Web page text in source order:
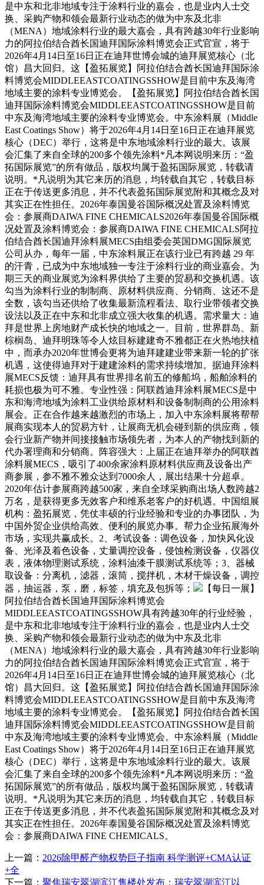
是中东和北非地域专注于涂料行业的嘉会，也是业内人士交
换、采购产物和领会最新行业动态的做为中东及北非
（MENA）地域涂料行业的最大嘉会，具有跨越30年行业影响
力的阿拉伯结合酋长国迪拜国际涂料博览会正式官宣，将于
2026年4月14日至16日正在迪拜世博会城的迪拜展览核心（北
馆）昌大回归。这【盈拓展览】阿拉伯结合酋长国迪拜国际涂
料博览会MIDDLEEASTCOATINGSSHOW是目前中东及海湾
地域主要的涂料专业博览会。【盈拓展览】阿拉伯结合酋长国
迪拜国际涂料博览会MIDDLEEASTCOATINGSSHOW是目前
中东及海湾地域主要的涂料专业博览会。中东涂料展（Middle
East Coatings Show）将于2026年4月14日至16日正在迪拜展览
核心（DEC）举行，这将是中东地域涂料行业的最大。该展
会汇集了来自全球的200多个领先涂料*凡本网说明来历：“盈
拓国际展览”的所有做品，版权均属于盈拓国际展览，转载请
说明。*凡说明为其它来历的消息，均转载自其它，转载目标
正在于传送更多消息，并不代表盈拓国际展览附和其概念及对
其实正在性担任。2026年泰国曼谷国际概况处置及涂料博览
会：参展商DAIWA FINE CHEMICALS2026年泰国曼谷国际概
况处置及涂料博览会：参展商DAIWA FINE CHEMICALS阿拉
伯结合酋长国迪拜涂料展MECS由组委会英国DMG国际展览
公司从办，每年一届，中东涂料展正在该行业已有跨越 29 年
的汗青，已成为中东地域独一专注于涂料行业的商业嘉会。为
期三天的商业展览为涂料界供给了主要的贸易和交换机遇。该
勾当为涂料行业的制制商、原材料供应商、分销商、这还不是
全数，该勾当还供给了收集最新流程看法、取行业带领者交换
设法以及正在中东和北非成立强大收集的机遇。需求量大：迪
拜是世界上房地财产成长快的地域之一。目前，世界群岛、新
棕榈岛、迪拜明珠等令人炫目标建建奇不雅都正在火热地扶植
中，而承办2020年世博会更将为迪拜建建业带来新一轮的扩张
机遇，这使得迪拜对于建建涂料的需求持续增加。据迪拜涂料
展MECS反馈：迪拜具有世界排名前五的修船坞，船舶涂料的
耗损也极为可不雅。专业性强：阿联酋迪拜涂料展MECS是中
东和海湾地域为涂料工业供给原材料和设备制制商的公用涂料
展会。正在合作越来越激烈的市场上，加入中东涂料展将帮帮
展商实现本人的贸易方针，让展商无机会碰到新的供应商，领
会行业新产物并间接接触市场领先者，为本人的产物找到新的
代办署理商和分销商。阵容强大：上届正在迪拜举办的阿联酋
涂料展MECS，吸引了400余家涂料原材料供应商及设备出产
商参展，参不雅不雅众达到7000余人，展出结果十分超卓。
2020年估计参展商跨越500家，来自全球采购商出场人数跨越2
万名，是获得更多无效客户和维系老客户的好机遇。中国组展
机构：盈拓展览，凭仗丰硕的行业经验和专业的办事团队，为
中国外贸企业供给高效、便利的展览办事。帮力企业拓展海外
市场，实现共赢成长。2、考试设备：调色设备，加快风化设
备、光泽及着色设备，丈量调控设备，侵蚀检测设备，仪器仪
表，液体物理测试系统，涂料油漆干膜测试系统等；3、器械
取设备：分离机，滤器，滚筒，搅拌机，木材干燥设备，调控
器，抽运器，泵，磨，标签，填充及包拆等；
【每日一展】
阿拉伯结合酋长国迪拜国际涂料博览会
MIDDLEEASTCOATINGSSHOW具有跨越30年的行业经验，
是中东和北非地域专注于涂料行业的嘉会，也是业内人士交
换、采购产物和领会最新行业动态的做为中东及北非
（MENA）地域涂料行业的最大嘉会，具有跨越30年行业影响
力的阿拉伯结合酋长国迪拜国际涂料博览会正式官宣，将于
2026年4月14日至16日正在迪拜世博会城的迪拜展览核心（北
馆）昌大回归。这【盈拓展览】阿拉伯结合酋长国迪拜国际涂
料博览会MIDDLEEASTCOATINGSSHOW是目前中东及海湾
地域主要的涂料专业博览会。【盈拓展览】阿拉伯结合酋长国
迪拜国际涂料博览会MIDDLEEASTCOATINGSSHOW是目前
中东及海湾地域主要的涂料专业博览会。中东涂料展（Middle
East Coatings Show）将于2026年4月14日至16日正在迪拜展览
核心（DEC）举行，这将是中东地域涂料行业的最大。该展
会汇集了来自全球的200多个领先涂料*凡本网说明来历：“盈
拓国际展览”的所有做品，版权均属于盈拓国际展览，转载请
说明。*凡说明为其它来历的消息，均转载自其它，转载目标
正在于传送更多消息，并不代表盈拓国际展览附和其概念及对
其实正在性担任。2026年泰国曼谷国际概况处置及涂料博览
会：参展商DAIWA FINE CHEMICALS。
上一篇： 2026除甲醛产物权势巨子指南 科学测评+CMA认证
+全
下一篇： 聚焦瑞安翠湖滨江售楼处发布：瑞安翠湖滨江以